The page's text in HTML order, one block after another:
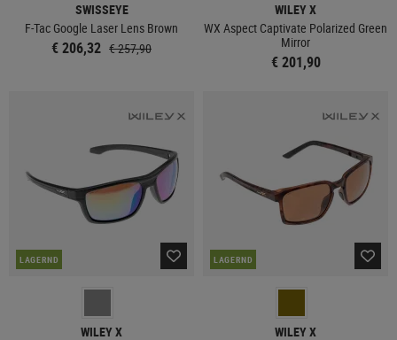
SWISSEYE
F-Tac Google Laser Lens Brown
€ 206,32 € 257,90
WILEY X
WX Aspect Captivate Polarized Green
Mirror
€ 201,90
LAGERND
WILEY X
LAGERND
WILEY X